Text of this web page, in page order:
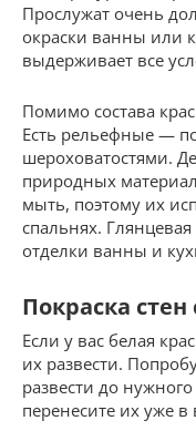
Прослужат очень
окраски ванны или
выдерживает все
Помимо состава
Есть рельефные —
шероховатостями.
природных
мыть, поэтому их
спальнях.
отделки ванны и
Покраска
Если у вас белая
их развести.
развести до
перенесите их уже в